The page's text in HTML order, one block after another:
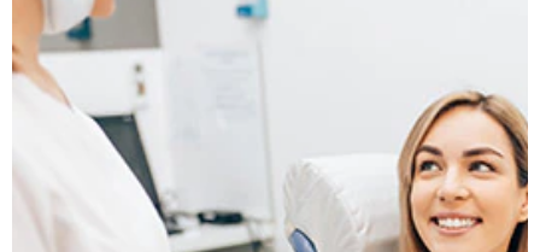
PARA PROFESIONALES
CUPONES